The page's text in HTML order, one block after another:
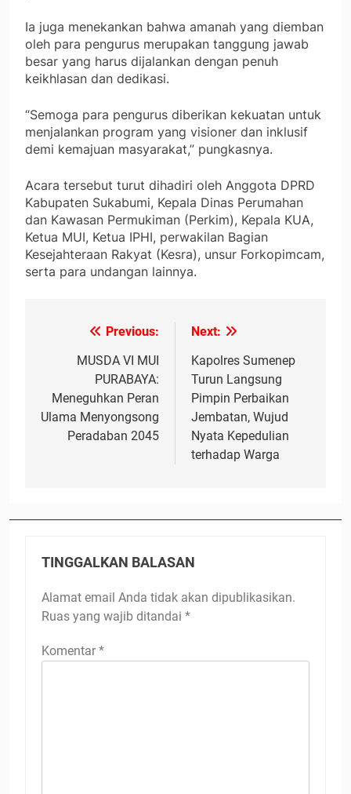
Ia juga menekankan bahwa amanah yang diemban
oleh para pengurus merupakan tanggung jawab
besar yang harus dijalankan dengan penuh
keikhlasan dan dedikasi.
“Semoga para pengurus diberikan kekuatan untuk
menjalankan program yang visioner dan inklusif
demi kemajuan masyarakat,” pungkasnya.
Acara tersebut turut dihadiri oleh Anggota DPRD
Kabupaten Sukabumi, Kepala Dinas Perumahan
dan Kawasan Permukiman (Perkim), Kepala KUA,
Ketua MUI, Ketua IPHI, perwakilan Bagian
Kesejahteraan Rakyat (Kesra), unsur Forkopimcam,
serta para undangan lainnya.
NavigasiPrevious:
MUSDA VI MUI
PURABAYA:
Meneguhkan Peran
Ulama Menyongsong
Peradaban 2045
Next:
Kapolres Sumenep
Turun Langsung
Pimpin Perbaikan
Jembatan, Wujud
Nyata Kepedulian
terhadap Warga
TINGGALKAN BALASAN
Alamat email Anda tidak akan dipublikasikan.
Ruas yang wajib ditandai *
Komentar *